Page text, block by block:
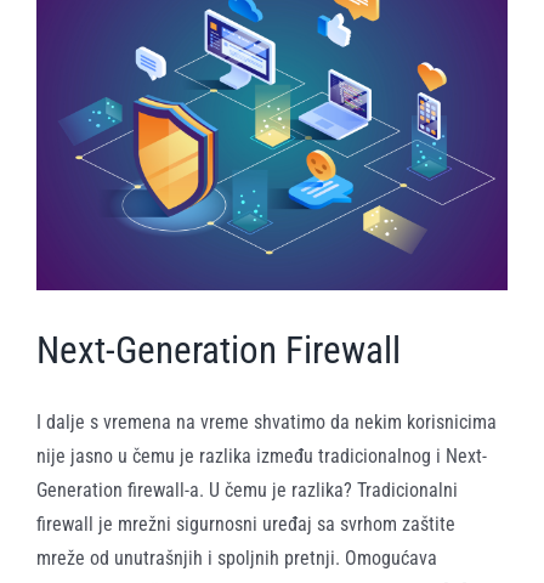
Next-Generation Firewall
I dalje s vremena na vreme shvatimo da nekim korisnicima
nije jasno u čemu je razlika između tradicionalnog i Next-
Generation firewall-a. U čemu je razlika? Tradicionalni
firewall je mrežni sigurnosni uređaj sa svrhom zaštite
mreže od unutrašnjih i spoljnih pretnji. Omogućava